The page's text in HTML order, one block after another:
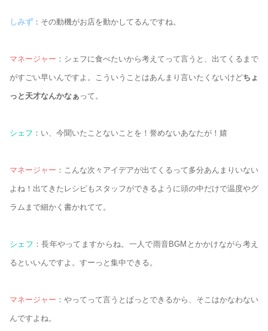
しみず ：その動機がお店を動かしてるんですね。
マネージャー ：シェフに食べたいから考えてって言うと、出てくるまで
がすごい早いんですよ。こういうことはあんまり言いたくないけどちょ
っと天才なんかなぁ って。
シェフ ：い、今聞いたことないことを！誉めないあなたが！嬉
マネージャー ：こんな次々アイデアが出てくるって多分あんまりいない
よね！出てきたレシピもスタッフができるように頭の中だけで温度やグ
ラムまで細かく書かれてて。
シェフ ：長年やってますからね。一人で雨音BGMとかかけながら考え
るといいんですよ。すーっと集中できる。
マネージャー ：やってって言うとぱっとできるから、そこはかなわない
んですよね。